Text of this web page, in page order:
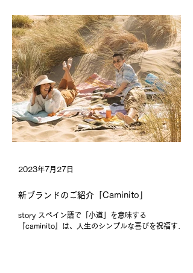
新ブランドのご紹介「Caminito」
story スペイン語で「小道」を意味する
『caminito』は、人生のシンプルな喜びを祝福する
2023年7月27日